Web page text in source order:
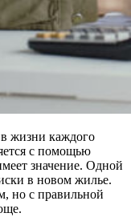
жизни каждого
с помощью
значение. Одной
в новом жилье.
но с правильной